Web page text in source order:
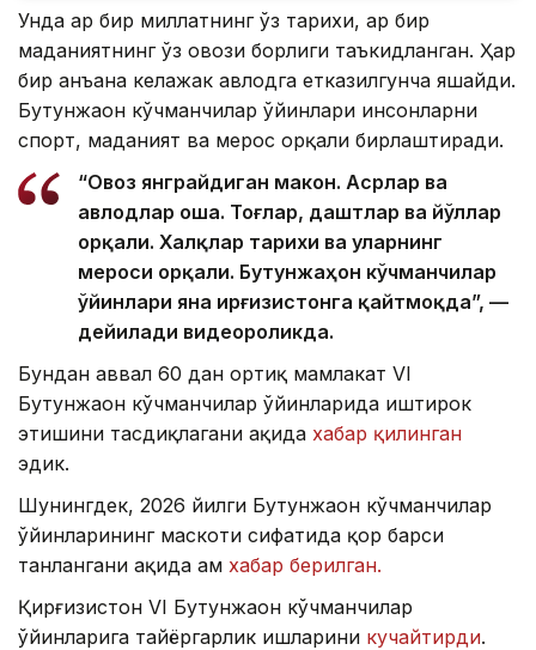
Унда ҳар бир миллатнинг ўз тарихи, ҳар бир
маданиятнинг ўз овози борлиги таъкидланган. Ҳар
бир анъана келажак авлодга етказилгунча яшайди.
Бутунжаҳон кўчманчилар ўйинлари инсонларни
спорт, маданият ва мерос орқали бирлаштиради.
“Овоз янграйдиган макон. Асрлар ва
авлодлар оша. Тоғлар, даштлар ва йўллар
орқали. Халқлар тарихи ва уларнинг
мероси орқали. Бутунжаҳон кўчманчилар
ўйинлари яна Қирғизистонга қайтмоқда”, —
дейилади видеороликда.
Бундан аввал 60 дан ортиқ мамлакат VI
Бутунжаҳон кўчманчилар ўйинларида иштирок
этишини тасдиқлагани ҳақида хабар қилинган
эдик.
Шунингдек, 2026 йилги Бутунжаҳон кўчманчилар
ўйинларининг маскоти сифатида қор барси
танлангани ҳақида ҳам хабар берилган.
Қирғизистон VI Бутунжаҳон кўчманчилар
ўйинларига тайёргарлик ишларини кучайтирди.